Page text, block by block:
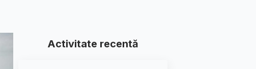
Activitate recentă